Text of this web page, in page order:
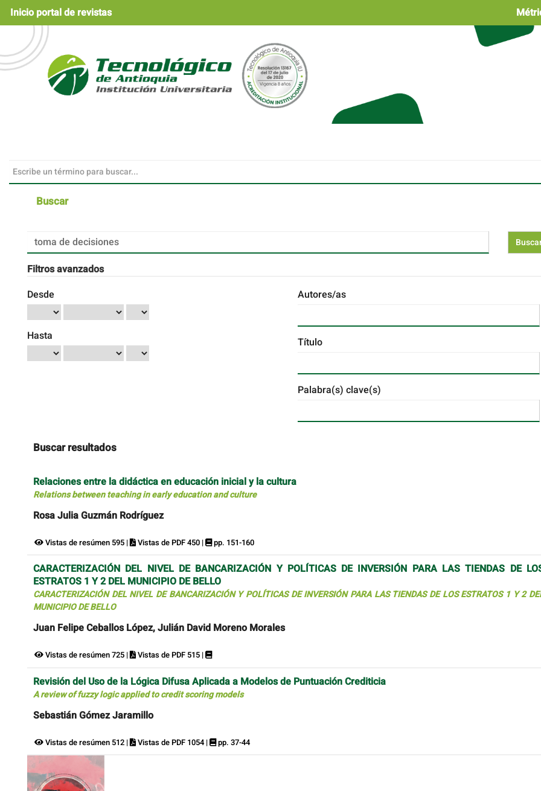
Navegación
principal
Contenido
principal
Barra
lateral
Inicio portal de revistas
Buscar
Buscar
artículos
por
Filtros avanzados
Desde
Hasta
Autores/as
Título
Palabra(s) clave(s)
Buscar resultados
Relaciones entre la didáctica en educación inicial y la cultura
Relations between teaching in early education and culture
Rosa Julia Guzmán Rodríguez
Vistas de resúmen 595 | Vistas de PDF 450 | pp. 151-160
CARACTERIZACIÓN DEL NIVEL DE BANCARIZACIÓN Y POLÍTICAS DE INVERSIÓN PARA LAS TIENDAS DE
ESTRATOS 1 Y 2 DEL MUNICIPIO DE BELLO
CARACTERIZACIÓN DEL NIVEL DE BANCARIZACIÓN Y POLÍTICAS DE INVERSIÓN PARA LAS TIENDAS DE LOS ESTRATOS 1 Y 2
MUNICIPIO DE BELLO
Juan Felipe Ceballos López, Julián David Moreno Morales
Vistas de resúmen 725 | Vistas de PDF 515 |
Revisión del Uso de la Lógica Difusa Aplicada a Modelos de Puntuación Crediticia
A review of fuzzy logic applied to credit scoring models
Sebastián Gómez Jaramillo
Vistas de resúmen 512 | Vistas de PDF 1054 | pp. 37-44